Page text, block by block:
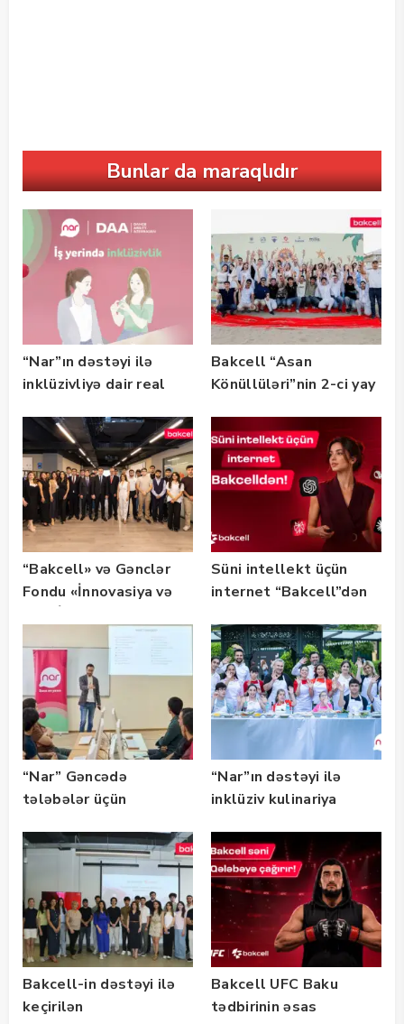
Bunlar da maraqlıdır
“Nar”ın dəstəyi ilə
inklüzivliyə dair real
təqdim edilir
Bakcell “Asan
Könüllüləri”nin 2-ci yay
olub — FOTO
“Bakcell» və Gənclər
Fondu «İnnovasiya və
təqaüd proqramının
qalibləri ilə görüş
keçirib
Süni intellekt üçün
internet “Bakcell”dən
“Nar” Gəncədə
tələbələr üçün
təlimləri təşkil edib
“Nar”ın dəstəyi ilə
inklüziv kulinariya
keçirilib — Fotolar
Bakcell-in dəstəyi ilə
keçirilən
Bakcell UFC Baku
tədbirinin əsas